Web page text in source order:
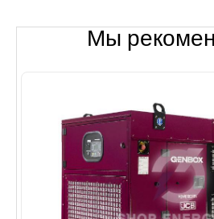
Мы